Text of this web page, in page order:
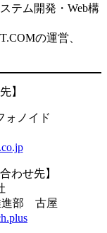
テム開発・Web構
の運営、
】
ォノイド
わせ先】
進部 古屋